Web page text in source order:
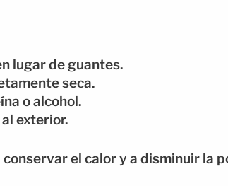
lugar de guantes.
seca.
o alcohol.
exterior.
el calor y a disminuir la